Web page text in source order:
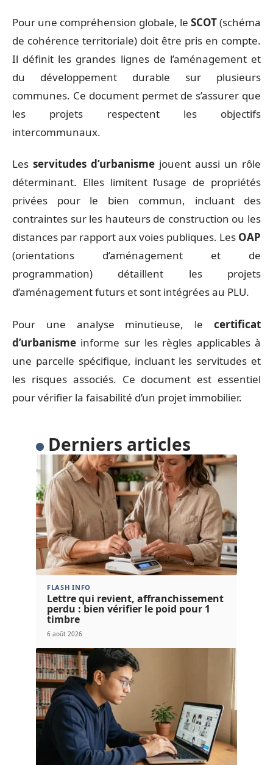
Pour une compréhension globale, le SCOT(schéma
de cohérence territoriale) doit être pris en compte.
Il définit les grandes lignes de l’aménagement et
du développement durable sur plusieurs
communes. Ce document permet de s’assurer que
les projets respectent les objectifs
intercommunaux.
Les servitudes d’urbanisme jouent aussi un rôle
déterminant. Elles limitent l’usage de propriétés
privées pour le bien commun, incluant des
contraintes sur les hauteurs de construction ou les
distances par rapport aux voies publiques. Les OAP
(orientations d’aménagement et de
programmation) détaillent les projets
d’aménagement futurs et sont intégrées au PLU.
Pour une analyse minutieuse, le certificat
d’urbanisme informe sur les règles applicables à
une parcelle spécifique, incluant les servitudes et
les risques associés. Ce document est essentiel
pour vérifier la faisabilité d’un projet immobilier.
Derniers articles
FLASH INFO
Lettre qui revient, affranchissement
perdu : bien vérifier le poid pour 1
timbre
6 août 2026